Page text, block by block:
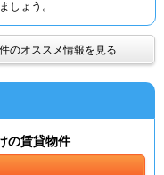
しょう。
のオススメ情報を見る
の賃貸物件